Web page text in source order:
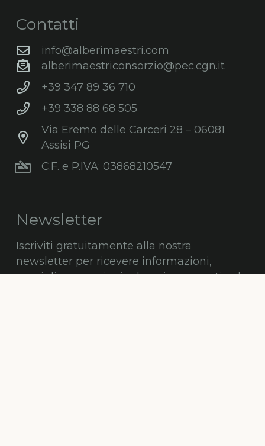
Contatti
info@alberimaestri.com
alberimaestriconsorzio@pec.cgn.it
+39 347 89 36 710
+39 338 88 68 505
Via Eremo delle Carceri 28 – 06081
Assisi PG
C.F. e P.IVA: 03868210547
Newsletter
Iscriviti gratuitamente alla nostra
newsletter per ricevere informazioni,
consigli, promozioni ed aggiornamenti sul